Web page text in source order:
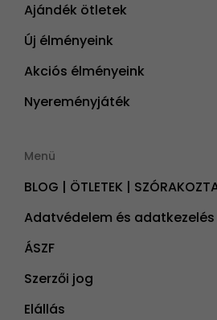
Ajándék ötletek
Új élményeink
Akciós élményeink
Nyereményjáték
Menü
BLOG | ÖTLETEK |
Adatvédelem és adatkezelés
ÁSZF
Szerzői jog
Elállás